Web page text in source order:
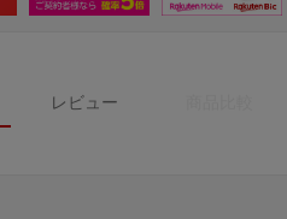
レビュー